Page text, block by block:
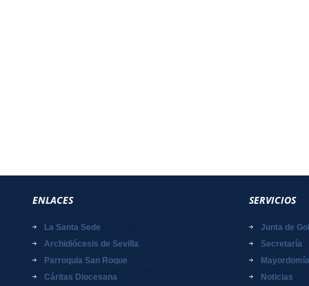
ENLACES
La Santa Sede
Archidiócesis de Sevilla
Parroquia San Roque
Cáritas Diocesana
SERVICIOS
Junta de
Secretaría
Mayordomía
Noticias